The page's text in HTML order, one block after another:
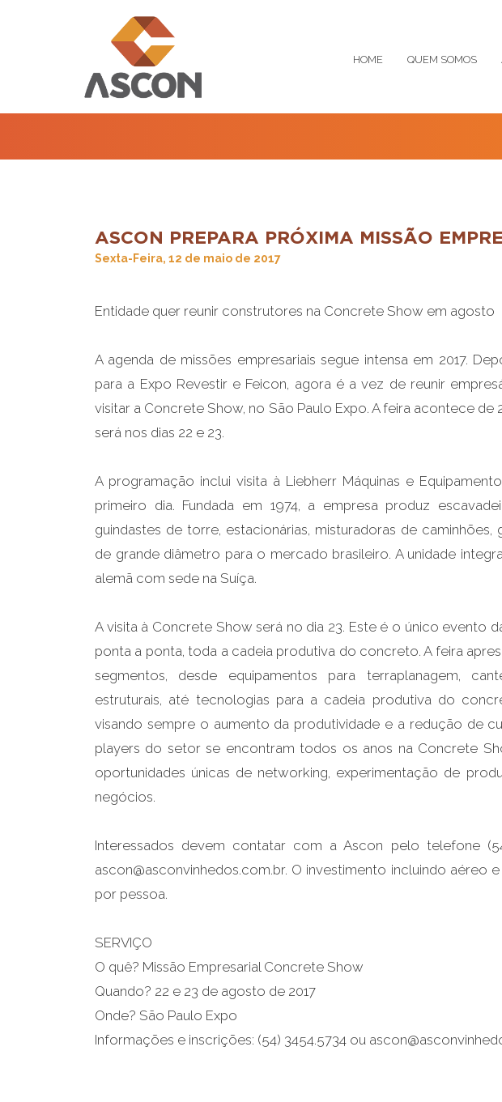
HOME QUEM SOMOS
ASCON PREPARA PRÓXIMA MISSÃO
Sexta-Feira, 12 de maio de 2017
Entidade quer reunir construtores na Concrete Show em agosto
A agenda de missões empresariais segue intensa em 2017.
para a Expo Revestir e Feicon, agora é a vez de reunir
visitar a Concrete Show, no São Paulo Expo. A feira acontece de
será nos dias 22 e 23.
A programação inclui visita à Liebherr Máquinas e
primeiro dia. Fundada em 1974, a empresa produz
guindastes de torre, estacionárias, misturadoras de caminhões,
de grande diâmetro para o mercado brasileiro. A unidade
alemã com sede na Suíça.
A visita à Concrete Show será no dia 23. Este é o único evento
ponta a ponta, toda a cadeia produtiva do concreto. A feira
segmentos, desde equipamentos para terraplanagem,
estruturais, até tecnologias para a cadeia produtiva do
visando sempre o aumento da produtividade e a redução de
players do setor se encontram todos os anos na Concrete
oportunidades únicas de networking, experimentação de
negócios.
Interessados devem contatar com a Ascon pelo telefone
ascon@asconvinhedos.com.br. O investimento incluindo aéreo
por pessoa.
SERVIÇO
O quê? Missão Empresarial Concrete Show
Quando? 22 e 23 de agosto de 2017
Onde? São Paulo Expo
Informações e inscrições: (54) 3454.5734 ou